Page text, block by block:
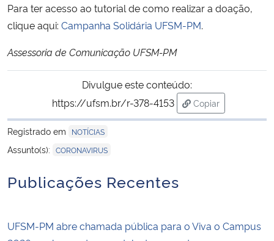
Para ter acesso ao tutorial de como realizar a doação,
clique aqui: Campanha Solidária UFSM-PM.
Assessoria de Comunicação UFSM-PM
Divulgue este conteúdo:
https://ufsm.br/r-378-4153
Copiar
para área de
Registrado em
NOTÍCIAS
Assunto(s): CORONAVIRUS
Publicações Recentes
UFSM-PM abre chamada pública para o Viva o Campus